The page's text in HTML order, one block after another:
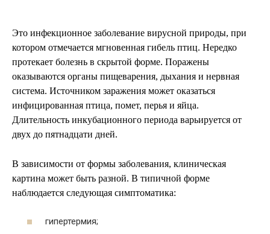
Это инфекционное заболевание вирусной природы, при
котором отмечается мгновенная гибель птиц. Нередко
протекает болезнь в скрытой форме. Поражены
оказываются органы пищеварения, дыхания и нервная
система. Источником заражения может оказаться
инфицированная птица, помет, перья и яйца.
Длительность инкубационного периода варьируется от
двух до пятнадцати дней.
В зависимости от формы заболевания, клиническая
картина может быть разной. В типичной форме
наблюдается следующая симптоматика:
гипертермия;